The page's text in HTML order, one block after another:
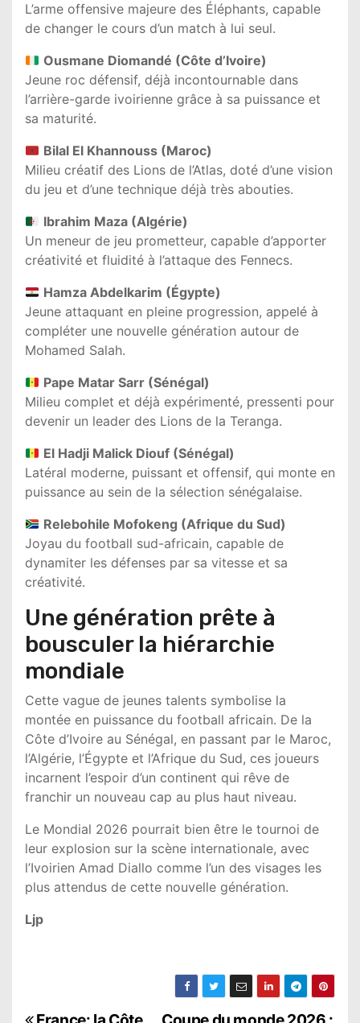
L’arme offensive majeure des Éléphants, capable
de changer le cours d’un match à lui seul.
Ousmane Diomandé (Côte d’Ivoire)
Jeune roc défensif, déjà incontournable dans
l’arrière-garde ivoirienne grâce à sa puissance et
sa maturité.
Bilal El Khannouss (Maroc)
Milieu créatif des Lions de l’Atlas, doté d’une vision
du jeu et d’une technique déjà très abouties.
Ibrahim Maza (Algérie)
Un meneur de jeu prometteur, capable d’apporter
créativité et fluidité à l’attaque des Fennecs.
Hamza Abdelkarim (Égypte)
Jeune attaquant en pleine progression, appelé à
compléter une nouvelle génération autour de
Mohamed Salah.
Pape Matar Sarr (Sénégal)
Milieu complet et déjà expérimenté, pressenti pour
devenir un leader des Lions de la Teranga.
El Hadji Malick Diouf (Sénégal)
Latéral moderne, puissant et offensif, qui monte en
puissance au sein de la sélection sénégalaise.
Relebohile Mofokeng (Afrique du Sud)
Joyau du football sud-africain, capable de
dynamiter les défenses par sa vitesse et sa
créativité.
Une génération prête à
bousculer la hiérarchie
mondiale
Cette vague de jeunes talents symbolise la
montée en puissance du football africain. De la
Côte d’Ivoire au Sénégal, en passant par le Maroc,
l’Algérie, l’Égypte et l’Afrique du Sud, ces joueurs
incarnent l’espoir d’un continent qui rêve de
franchir un nouveau cap au plus haut niveau.
Le Mondial 2026 pourrait bien être le tournoi de
leur explosion sur la scène internationale, avec
l’Ivoirien Amad Diallo comme l’un des visages les
plus attendus de cette nouvelle génération.
Ljp